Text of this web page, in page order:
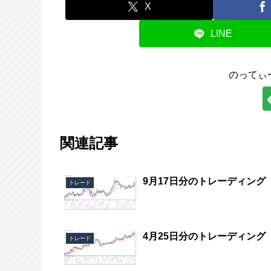
X
LINE
のってぃ
関連記事
トレード 9月17日分のトレーディング
トレード 4月25日分のトレーディング